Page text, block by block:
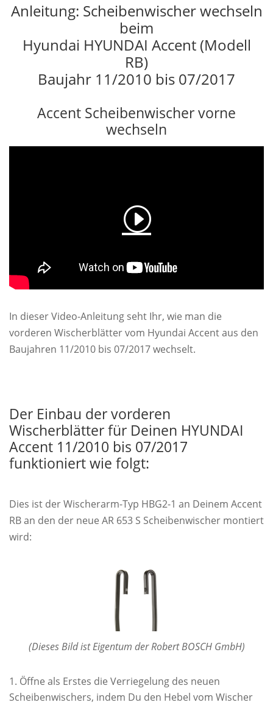
Anleitung: Scheibenwischer wechseln
beim
Hyundai HYUNDAI Accent (Modell
RB)
Baujahr 11/2010 bis 07/2017
Accent Scheibenwischer vorne
wechseln
In dieser Video-Anleitung seht Ihr, wie man die
vorderen Wischerblätter vom Hyundai Accent aus den
Baujahren 11/2010 bis 07/2017 wechselt.
Der Einbau der vorderen
Wischerblätter für Deinen HYUNDAI
Accent 11/2010 bis 07/2017
funktioniert wie folgt:
Dies ist der Wischerarm-Typ HBG2-1 an Deinem Accent
RB an den der neue AR 653 S Scheibenwischer montiert
wird:
(Dieses Bild ist Eigentum der Robert BOSCH GmbH)
Öffne als Erstes die Verriegelung des neuen
Scheibenwischers, indem Du den Hebel vom Wischer